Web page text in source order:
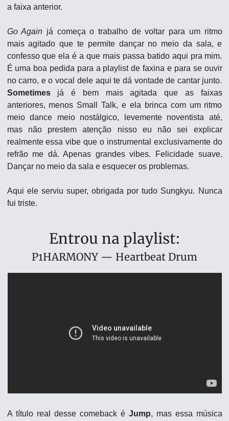
a faixa anterior.
Go Again já começa o trabalho de voltar para um ritmo
mais agitado que te permite dançar no meio da sala, e
confesso que ela é a que mais passa batido aqui pra mim.
É uma boa pedida para a playlist de faxina e para se ouvir
Sometimes
já é bem mais agitada que as faixas
anteriores, menos Small Talk, e ela brinca com um ritmo
meio dance meio nostálgico, levemente noventista até,
mas não prestem atenção nisso eu não sei explicar
realmente essa vibe que o instrumental exclusivamente do
refrão me dá. Apenas grandes vibes. Felicidade suave.
Dançar no meio da sala e esquecer os problemas.
Aqui ele serviu super, obrigada por tudo Sungkyu. Nunca
fui triste.
Entrou na playlist:
P1HARMONY — Heartbeat Drum
A título real desse comeback é Jump, mas essa música